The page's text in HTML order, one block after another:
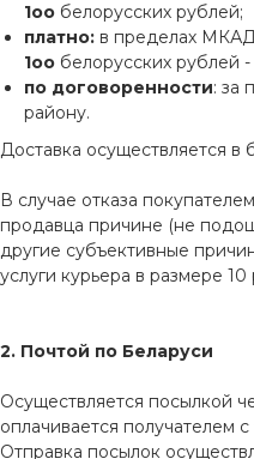
1оо белорусских рублей;
платно: в пределах
1оо белорусских рублей -
по договоренности: за
району.
Доставка осуществляется в
В случае отказа
продавца причине (не
другие субъективные
услуги курьера в размере 10
2. Почтой по Беларуси
Осуществляется посылкой
оплачивается получателем
Отправка посылок